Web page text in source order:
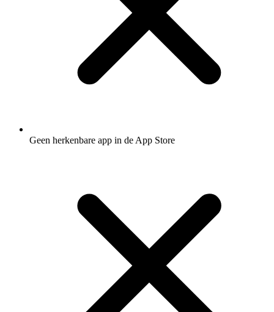
Geen herkenbare app in de App Store